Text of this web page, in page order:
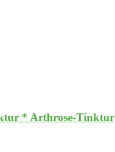
* Arthrose-Tinktur